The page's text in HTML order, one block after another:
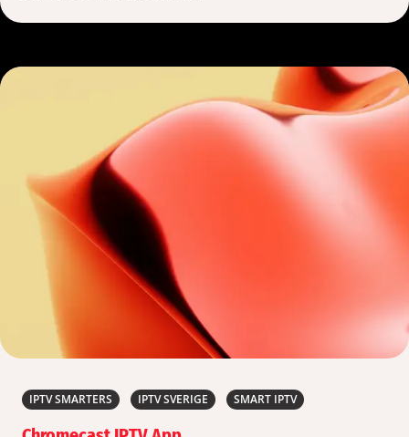
IPTV SMARTERS IPTV SVERIGE SMART IPTV